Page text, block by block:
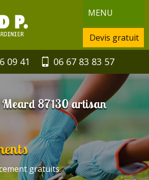
MENU
Devis gratuit
09 41 06 67 83 83 57
87130 artisan
gratuits